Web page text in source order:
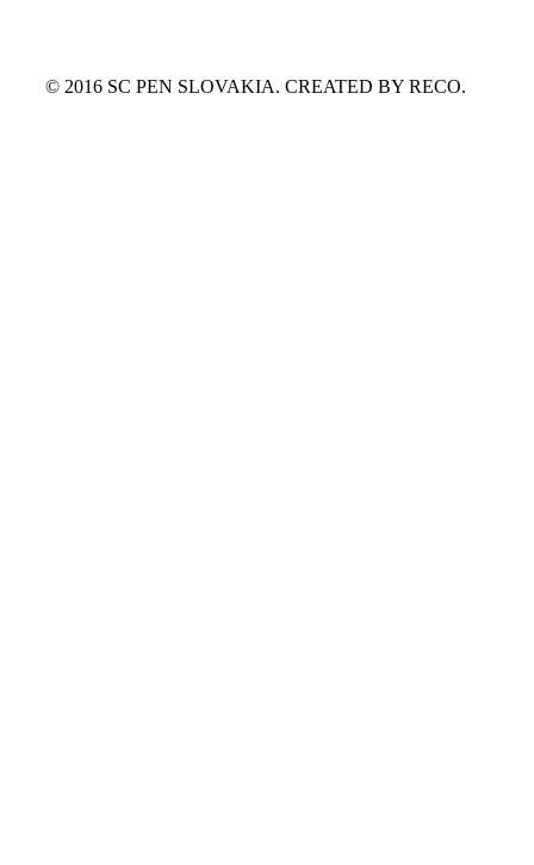
© 2016 SC PEN SLOVAKIA. CREATED BY RECO.